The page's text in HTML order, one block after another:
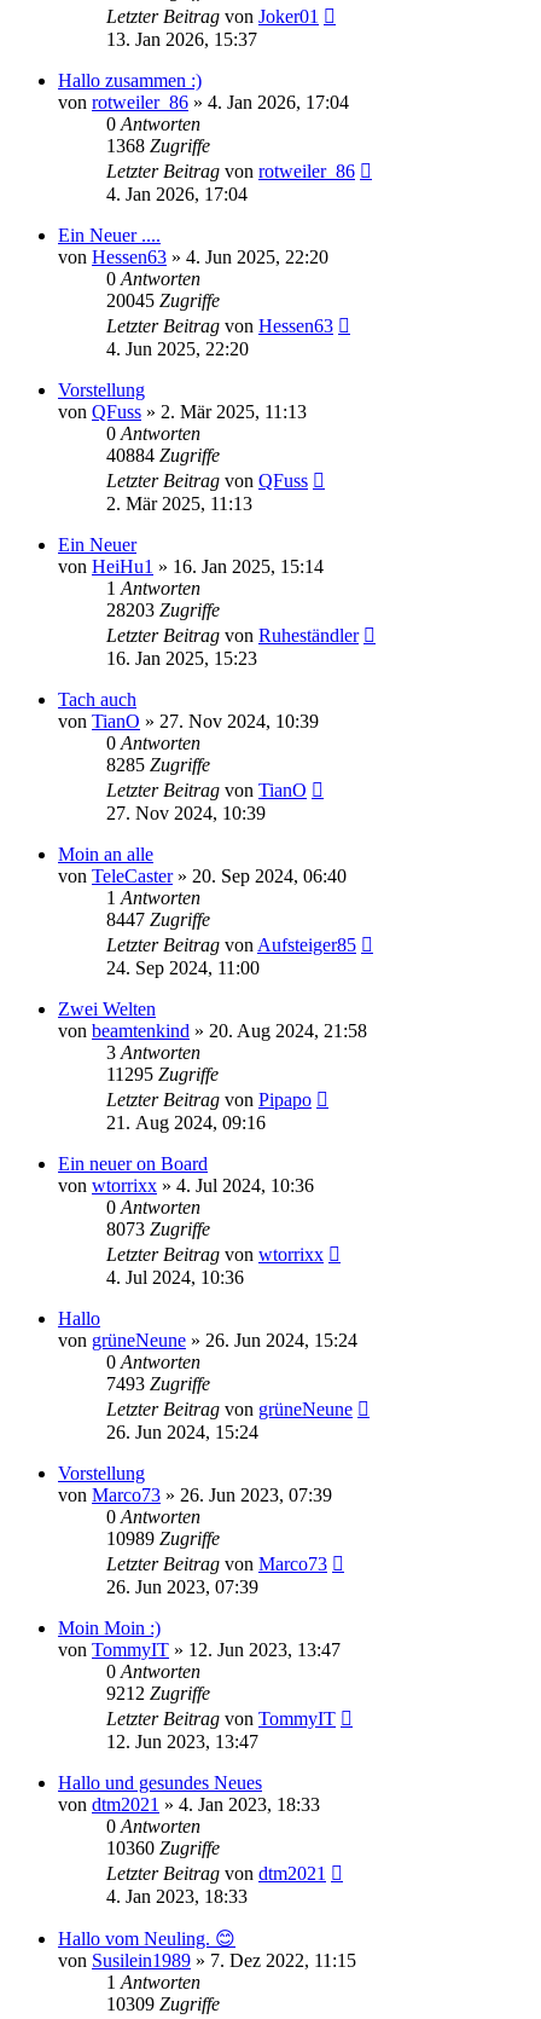
Letzter Beitrag von Joker01
13. Jan 2026, 15:37
Hallo zusammen :)
von rotweiler_86 » 4. Jan 2026, 17:04
0 Antworten
1368 Zugriffe
Letzter Beitrag von rotweiler_86
4. Jan 2026, 17:04
Ein Neuer ....
von Hessen63 » 4. Jun 2025, 22:20
0 Antworten
20045 Zugriffe
Letzter Beitrag von Hessen63
4. Jun 2025, 22:20
Vorstellung
von QFuss » 2. Mär 2025, 11:13
0 Antworten
40884 Zugriffe
Letzter Beitrag von QFuss
2. Mär 2025, 11:13
Ein Neuer
von HeiHu1 » 16. Jan 2025, 15:14
1 Antworten
28203 Zugriffe
Letzter Beitrag von Ruheständler
16. Jan 2025, 15:23
Tach auch
von TianO » 27. Nov 2024, 10:39
0 Antworten
8285 Zugriffe
Letzter Beitrag von TianO
27. Nov 2024, 10:39
Moin an alle
von TeleCaster» 20. Sep 2024, 06:40
1 Antworten
8447 Zugriffe
Letzter Beitrag von Aufsteiger85
24. Sep 2024, 11:00
Zwei Welten
von beamtenkind » 20. Aug 2024, 21:58
3 Antworten
11295 Zugriffe
Letzter Beitrag von Pipapo
21. Aug 2024, 09:16
Ein neuer on Board
von wtorrixx » 4. Jul 2024, 10:36
0 Antworten
8073 Zugriffe
Letzter Beitrag von wtorrixx
4. Jul 2024, 10:36
Hallo
von grüneNeune » 26. Jun 2024, 15:24
0 Antworten
7493 Zugriffe
Letzter Beitrag von grüneNeune
26. Jun 2024, 15:24
Vorstellung
von Marco73 » 26. Jun 2023, 07:39
0 Antworten
10989 Zugriffe
Letzter Beitrag von Marco73
26. Jun 2023, 07:39
Moin Moin :)
von TommyIT » 12. Jun 2023, 13:47
0 Antworten
9212 Zugriffe
Letzter Beitrag von TommyIT
12. Jun 2023, 13:47
Hallo und gesundes Neues
von dtm2021 » 4. Jan 2023, 18:33
0 Antworten
10360 Zugriffe
Letzter Beitrag von dtm2021
4. Jan 2023, 18:33
Hallo vom Neuling. 😊
von Susilein1989 » 7. Dez 2022, 11:15
1 Antworten
10309 Zugriffe